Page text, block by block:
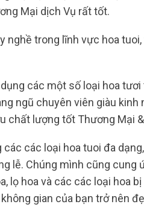
Mại dịch Vụ rất tốt.
nghề trong lĩnh vực hoa
các một số loại hoa
ngũ chuyên viên giàu
chất lượng tốt Thương Mại
các loại hoa tuoi đa
lễ. Chúng mình cũng
lọ hoa và các các loại hoa
gian của bạn trở nên